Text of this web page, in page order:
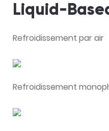
Liquid-
Refroidissement par air
Refroidissement